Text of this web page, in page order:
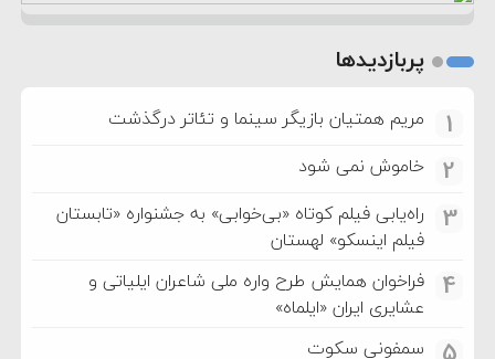
پربازدیدها
1 مریم همتیان بازیگر سینما و تئاتر درگذشت
2 خاموش نمی شود
3
راه‌یابی فیلم کوتاه «بی‌خوابی» به جشنواره «تابستان
فیلم اینسکو» لهستان
4
فراخوان همایش طرح واره ملی شاعران ایلیاتی و
عشایری ایران «ایلماه»
سمفونی سکوت